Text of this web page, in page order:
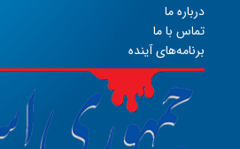
درباره ما
تماس با ما
برنامه‌های آینده